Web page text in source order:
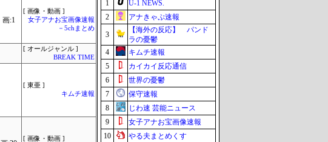
画:1
[ 画像・動画 ]
女子アナお宝画像速報
－5chまとめ
[ オールジャンル ]
BREAK TIME
[ 東亜 ]
キムチ速報
[ 画像・動画 ]
1
U-1 NEWS.
2
アナきゃぷ速報
3
【海外の反応】 パンド
ラの憂鬱
4
キムチ速報
5
カイカイ反応通信
6
世界の憂鬱
7
保守速報
8
じわ速 芸能ニュース
9
女子アナお宝画像速報
10
やる夫まとめくす